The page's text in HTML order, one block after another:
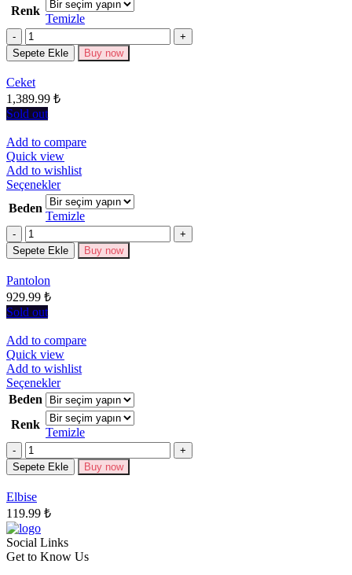
fazla
varyasyonu
Seçenekler
seçilebilir
Renk
Temizle
Miktar
Sepete Ekle Buy now
Ceket
1,389.99 ₺
Sold out
Add to compare
Quick view
Add to wishlist
SeçeneklerBu
ürünün
birden
fazla
varyasyonu
var.
Beden
Temizle
Miktar
Sepete Ekle Buy now
Pantolon
929.99 ₺
Sold out
Add to compare
Quick view
Add to wishlist
SeçeneklerBu
ürünün
birden
fazla
varyasyonu
Seçenekler
Beden
Renk
Temizle
Miktar
Sepete Ekle Buy now
Elbise
119.99 ₺
Social Links
Get to Know Us